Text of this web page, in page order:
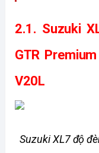
2.1. Suzuki
GTR
V20L
Suzuki XL7 độ